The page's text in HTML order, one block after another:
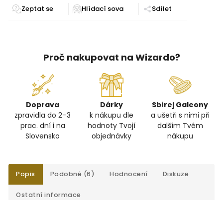
Zeptat se Sdílet
Proč nakupovat na Wizardo?
Doprava
zpravidla do 2–3
prac. dní i na
Slovensko
Dárky
k nákupu dle
hodnoty Tvojí
objednávky
Sbírej Galeony
a ušetři s nimi při
dalším Tvém
nákupu
Popis Podobné (6) Hodnocení Diskuze
Ostatní informace